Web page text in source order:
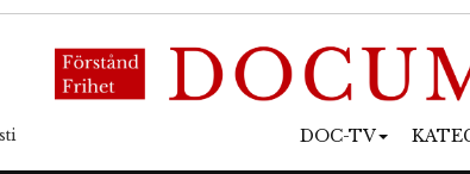
DOC-TV